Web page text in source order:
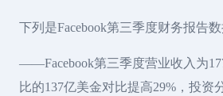
下列是Facebook第三季度财务报告
——Facebook第三季度营业收入为
比的137亿美金对比提高29%，投资